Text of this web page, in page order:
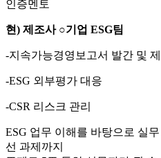
인증멘토
현) 제조사 ○기업 ESG팀
-지속가능경영보고서 발간 및
-ESG 외부평가 대응
-CSR 리스크 관리
ESG 업무 이해를 바탕으로 실
선 과제까지